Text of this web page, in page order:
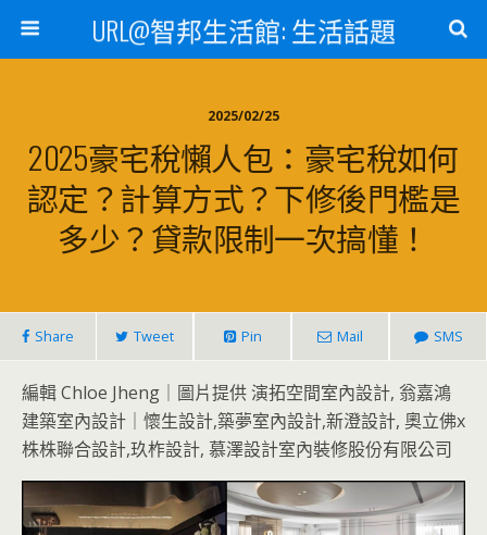
URL@智邦生活館: 生活話題
2025/02/25
2025豪宅稅懶人包：豪宅稅如何
認定？計算方式？下修後門檻是
多少？貸款限制一次搞懂！
Share Tweet Pin Mail SMS
編輯 Chloe Jheng｜圖片提供 演拓空間室內設計, 翁嘉鴻
建築室內設計｜懷生設計,築夢室內設計,新澄設計, 奧立佛x
株株聯合設計,玖柞設計, 慕澤設計室內裝修股份有限公司